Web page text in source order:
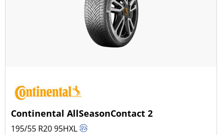
Continental AllSeasonContact 2
195/55 R2095HXL